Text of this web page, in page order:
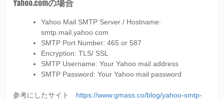
Yahoo Mail SMTP Server / Hostname:
smtp.mail.yahoo.com
SMTP Port Number: 465 or 587
Encryption: TLS/ SSL
SMTP Username: Your Yahoo mail address
SMTP Password: Your Yahoo mail password
参考にしたサイト https://www.gmass.co/blog/yahoo-smtp-